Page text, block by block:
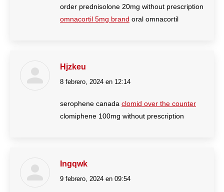
order prednisolone 20mg without prescription
omnacortil 5mg brand oral omnacortil
Hjzkeu
dice:
8 febrero, 2024 en 12:14
serophene canada clomid over the counter
clomiphene 100mg without prescription
Ingqwk
dice:
9 febrero, 2024 en 09:54